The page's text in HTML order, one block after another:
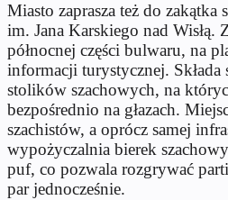
Miasto zaprasza też do zakątka
im. Jana Karskiego nad Wisłą.
północnej części bulwaru, na
informacji turystycznej. Składa
stolików szachowych, na
bezpośrednio na głazach.
szachistów, a oprócz samej
wypożyczalnia bierek
puf, co pozwala rozgrywać
par jednocześnie.